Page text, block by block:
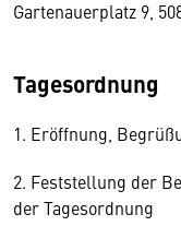
Gartenauerplatz 9,
Tagesordnung
1. Eröffnung,
2. Feststellung der
der Tagesordnung